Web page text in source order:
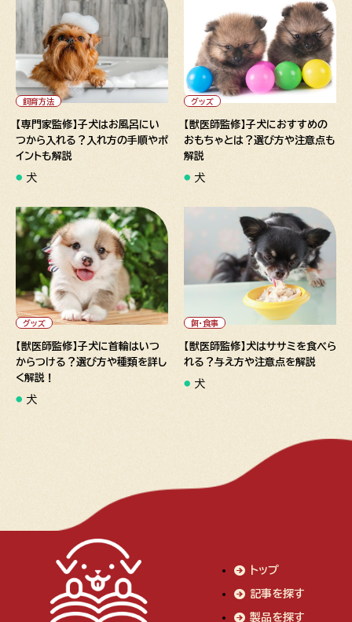
" alt="【専門家監修】子犬はお
風呂にいつから入れる？入れ方
の手順やポイントも解説">
飼育方法
【専門家監修】子犬はお風呂にい
つから入れる？入れ方の手順やポ
イントも解説
犬
" alt="【獣医師監修】子犬にお
すすめのおもちゃとは？選び方
や注意点も解説">
グッズ
【獣医師監修】子犬におすすめの
おもちゃとは？選び方や注意点も
解説
犬
" alt="【獣医師監修】子犬に首
輪はいつからつける？選び方や
種類を詳しく解説！">
グッズ
【獣医師監修】子犬に首輪はいつ
からつける？選び方や種類を詳し
く解説！
犬
" alt="【獣医師監修】犬はササ
ミを食べられる？与え方や注意
点を解説">
餌・食事
【獣医師監修】犬はササミを食べら
れる？与え方や注意点を解説
犬
トップ
記事を探す
製品を探す